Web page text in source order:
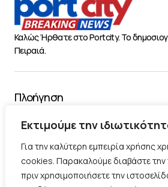
Εκτιμούμε την
Για την καλύτερη εμπειρία χρήσης
cookies. Παρακαλούμε διαβάστε την
πριν χρησιμοποιήσετε την
Καλώς Ήρθατε στο Portcity. Το
Πειραιά.
Πλοήγηση
Χρήσιμα
Διάφορα